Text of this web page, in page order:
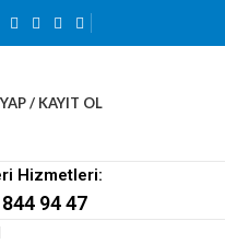
/ KAYIT OL
Hizmetleri:
94 47